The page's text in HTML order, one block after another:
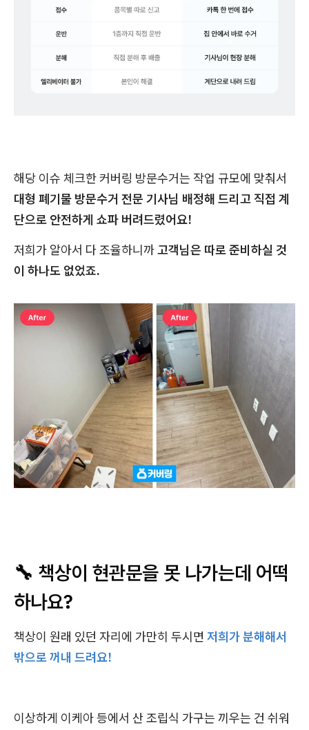
해당 이슈 체크한 커버링 방문수거는 작업 규모에 맞춰서
대형 폐기물 방문수거 전문 기사님 배정해 드리고 직접 계
단으로 안전하게 쇼파 버려드렸어요!
저희가 알아서 다 조율하니까고객님은 따로 준비하실 것
이 하나도 없었죠.
🔧 책상이 현관문을 못 나가는데 어떡
하나요?
책상이 원래 있던 자리에 가만히 두시면 저희가 분해해서
밖으로 꺼내 드려요!
이상하게 이케아 등에서 산 조립식 가구는 끼우는 건 쉬워